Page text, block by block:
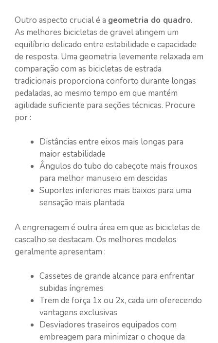
Outro aspecto crucial é a geometria do quadro.
As melhores bicicletas de gravel atingem um
equilíbrio delicado entre estabilidade e capacidade
de resposta. Uma geometria levemente relaxada em
comparação com as bicicletas de estrada
tradicionais proporciona conforto durante longas
pedaladas, ao mesmo tempo em que mantém
agilidade suficiente para seções técnicas. Procure
por :
Distâncias entre eixos mais longas para
maior estabilidade
Ângulos do tubo do cabeçote mais frouxos
para melhor manuseio em descidas
Suportes inferiores mais baixos para uma
sensação mais plantada
A engrenagem é outra área em que as bicicletas de
cascalho se destacam. Os melhores modelos
geralmente apresentam :
Cassetes de grande alcance para enfrentar
subidas íngremes
Trem de força 1x ou 2x, cada um oferecendo
vantagens exclusivas
Desviadores traseiros equipados com
embreagem para minimizar o choque da